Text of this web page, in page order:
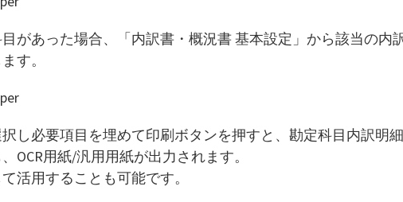
があった場合、「内訳書・概況書 基本設定」から該当の内
す。
し必要項目を埋めて印刷ボタンを押すと、勘定科目内訳明
OCR用紙/汎用用紙が出力されます。
活用することも可能です。